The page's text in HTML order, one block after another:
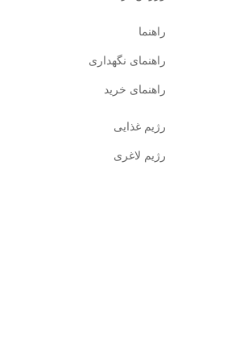
راهنما
راهنمای نگهداری
راهنمای خرید
رژیم غذایی
رژیم لاغری